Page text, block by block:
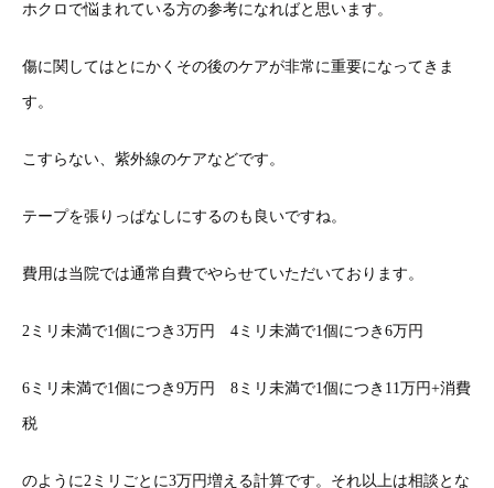
ホクロで悩まれている方の参考になればと思います。
傷に関してはとにかくその後のケアが非常に重要になってきま
す。
こすらない、紫外線のケアなどです。
テープを張りっぱなしにするのも良いですね。
費用は当院では通常自費でやらせていただいております。
2ミリ未満で1個につき3万円 4ミリ未満で1個につき6万円
6ミリ未満で1個につき9万円 8ミリ未満で1個につき11万円+消費
税
のように2ミリごとに3万円増える計算です。それ以上は相談とな